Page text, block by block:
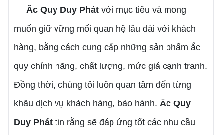
Ắc Quy Duy Phát với mục tiêu và mong
muốn giữ vững mối quan hệ lâu dài với khách
hàng, bằng cách cung cấp những sản phẩm ắc
quy chính hãng, chất lượng, mức giá cạnh tranh.
Đồng thời, chúng tôi luôn quan tâm đến từng
khâu dịch vụ khách hàng, bảo hành. Ắc Quy
Duy Pháttin rằng sẽ đáp ứng tốt các nhu cầu